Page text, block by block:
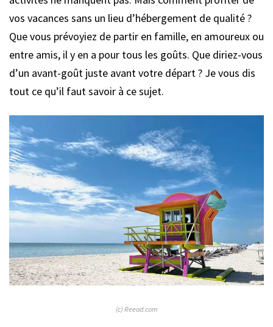
vos vacances sans un lieu d’hébergement de qualité ?
Que vous prévoyiez de partir en famille, en amoureux ou
entre amis, il y en a pour tous les goûts. Que diriez-vous
d’un avant-goût juste avant votre départ ? Je vous dis
tout ce qu’il faut savoir à ce sujet.
(c) Reead.com